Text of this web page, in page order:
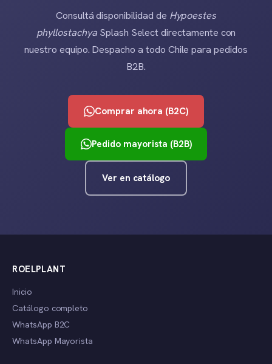
Consultá disponibilidad de Hypoestes
phyllostachyaSplash Select directamente con
nuestro equipo. Despacho a todo Chile para pedidos
B2B.
Comprar ahora (B2C)
Pedido mayorista (B2B)
Ver en catálogo
ROELPLANT
Inicio
Catálogo completo
WhatsApp B2C
WhatsApp Mayorista